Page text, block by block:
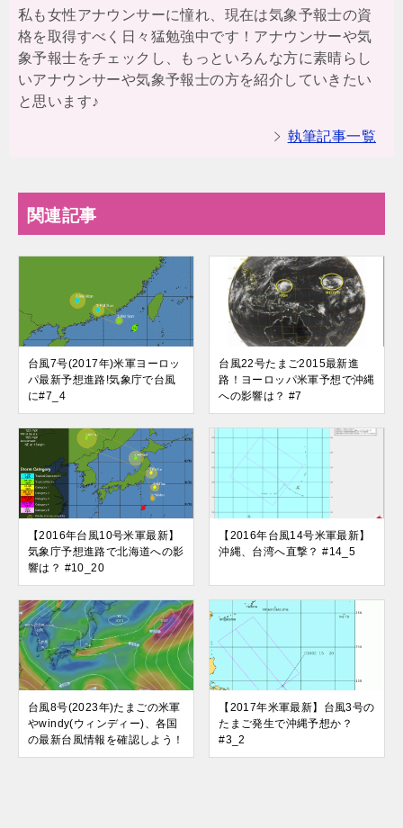
私も女性アナウンサーに憧れ、現在は気象予報士の資
格を取得すべく日々猛勉強中です！アナウンサーや気
象予報士をチェックし、もっといろんな方に素晴らし
いアナウンサーや気象予報士の方を紹介していきたい
と思います♪
執筆記事一覧
関連記事
台風7号(2017年)米軍ヨーロッ
パ最新予想進路!気象庁で台風
に#7_4
台風22号たまご2015最新進
路！ヨーロッパ米軍予想で沖縄
への影響は？ #7
【2016年台風10号米軍最新】
気象庁予想進路で北海道への影
響は？ #10_20
【2016年台風14号米軍最新】
沖縄、台湾へ直撃？ #14_5
台風8号(2023年)たまごの米軍
やwindy(ウィンディー)、各国
の最新台風情報を確認しよう！
【2017年米軍最新】台風3号の
たまご発生で沖縄予想か？
#3_2